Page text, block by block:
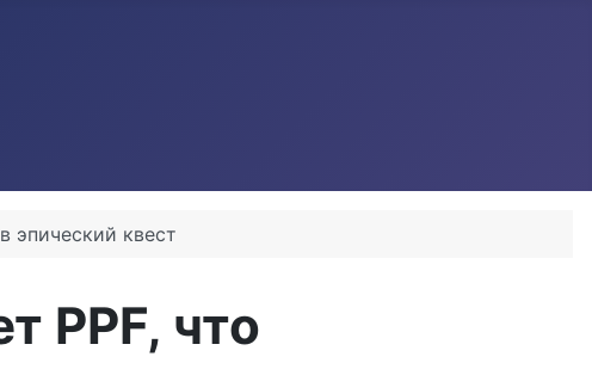
эпический квест
PPF, что